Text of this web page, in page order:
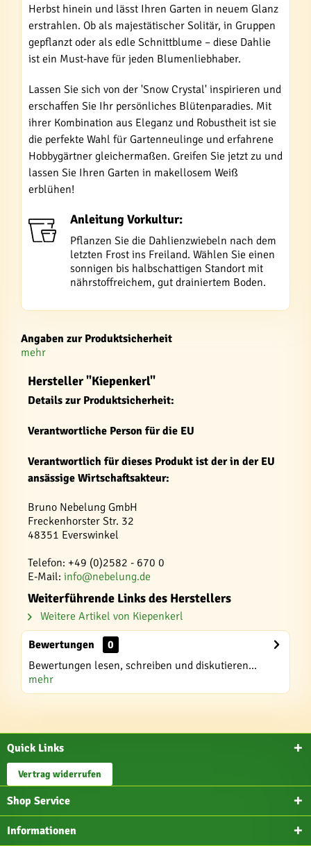
Herbst hinein und lässt Ihren Garten in neuem Glanz
erstrahlen. Ob als majestätischer Solitär, in Gruppen
gepflanzt oder als edle Schnittblume – diese Dahlie
ist ein Must-have für jeden Blumenliebhaber.
Lassen Sie sich von der 'Snow Crystal' inspirieren und
erschaffen Sie Ihr persönliches Blütenparadies. Mit
ihrer Kombination aus Eleganz und Robustheit ist sie
die perfekte Wahl für Gartenneulinge und erfahrene
Hobbygärtner gleichermaßen. Greifen Sie jetzt zu und
lassen Sie Ihren Garten in makellosem Weiß
erblühen!
Anleitung Vorkultur:
Pflanzen Sie die Dahlienzwiebeln nach dem
letzten Frost ins Freiland. Wählen Sie einen
sonnigen bis halbschattigen Standort mit
nährstoffreichem, gut drainiertem Boden.
Angaben zur Produktsicherheit
mehr
Hersteller "Kiepenkerl"
Details zur Produktsicherheit:
Verantwortliche Person für die EU
Verantwortlich für dieses Produkt ist der in der EU
ansässige Wirtschaftsakteur:
Bruno Nebelung GmbH
Freckenhorster Str. 32
48351 Everswinkel
Telefon: +49 (0)2582 - 670 0
E-Mail: info@nebelung.de
Weiterführende Links des Herstellers
Weitere Artikel von Kiepenkerl
Bewertungen
0
Bewertungen lesen, schreiben und diskutieren...
mehr
Quick Links
Vertrag widerrufen
Shop Service
Informationen